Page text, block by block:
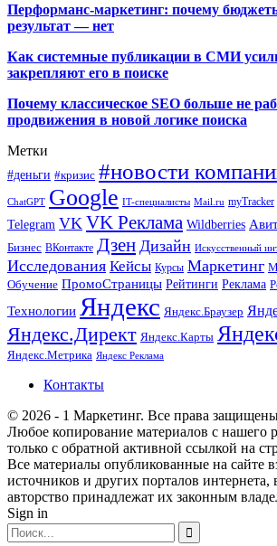
Перформанс-маркетинг: почему
результат — нет
Как системные публикации в СМИ
закрепляют его в поиске
Почему классическое SEO больше не
продвижения в новой логике поиска
Метки
#деньги #кризис #новости
ChatGPT Google IT-специалисты Mail.ru myTracker
Telegram VK VK Реклама Wildberries
Бизнес ВКонтакте Дзен Дизайн Искусственный
Исследования Кейсы Курсы Маркетинг
Обучение ПромоСтраницы Рейтинги Реклама
Технологии Яндекс Яндекс.Браузер
Яндекс.Директ Яндекс.Карты
Яндекс.Метрика Яндекс Реклама
Контакты
© 2026 - 1 Маркетинг. Все права
Любое копирование материалов с нашего
только с обратной активной ссылкой на
Все материалы опубликованные на сайте
источников и других порталов интернета,
авторство принадлежат их законным
Sign in